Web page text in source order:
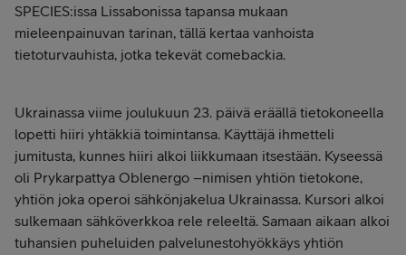
SPECIES:issa Lissabonissa tapansa mukaan
mieleenpainuvan tarinan, tällä kertaa vanhoista
tietoturvauhista, jotka tekevät comebackia.
Ukrainassa viime joulukuun 23. päivä eräällä tietokoneella
lopetti hiiri yhtäkkiä toimintansa. Käyttäjä ihmetteli
jumitusta, kunnes hiiri alkoi liikkumaan itsestään. Kyseessä
oli Prykarpattya Oblenergo –nimisen yhtiön tietokone,
yhtiön joka operoi sähkönjakelua Ukrainassa. Kursori alkoi
sulkemaan sähköverkkoa rele releeltä. Samaan aikaan alkoi
tuhansien puheluiden palvelunestohyökkäys yhtiön